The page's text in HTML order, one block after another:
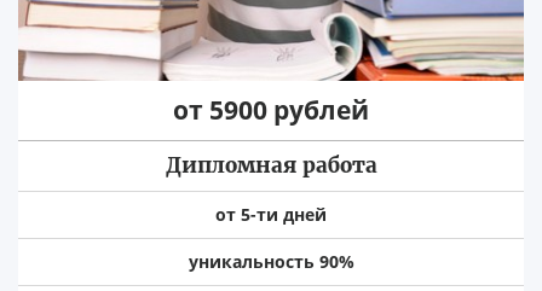
от 5900 рублей
Дипломная работа
от 5-ти дней
уникальность 90%